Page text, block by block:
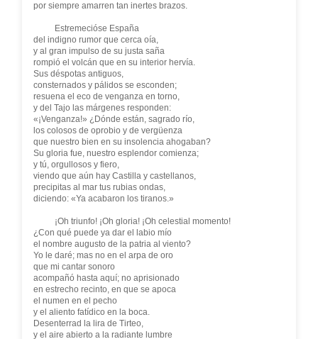
por siempre amarren tan inertes brazos.
Estremecióse España
del indigno rumor que cerca oía,
y al gran impulso de su justa saña
rompió el volcán que en su interior hervía.
Sus déspotas antiguos,
consternados y pálidos se esconden;
resuena el eco de venganza en torno,
y del Tajo las márgenes responden:
«¡Venganza!» ¿Dónde están, sagrado río,
los colosos de oprobio y de vergüenza
que nuestro bien en su insolencia ahogaban?
Su gloria fue, nuestro esplendor comienza;
y tú, orgullosos y fiero,
viendo que aún hay Castilla y castellanos,
precipitas al mar tus rubias ondas,
diciendo: «Ya acabaron los tiranos.»
¡Oh triunfo! ¡Oh gloria! ¡Oh celestial momento!
¿Con qué puede ya dar el labio mío
el nombre augusto de la patria al viento?
Yo le daré; mas no en el arpa de oro
que mi cantar sonoro
acompañó hasta aquí; no aprisionado
en estrecho recinto, en que se apoca
el numen en el pecho
y el aliento fatídico en la boca.
Desenterrad la lira de Tirteo,
y el aire abierto a la radiante lumbre